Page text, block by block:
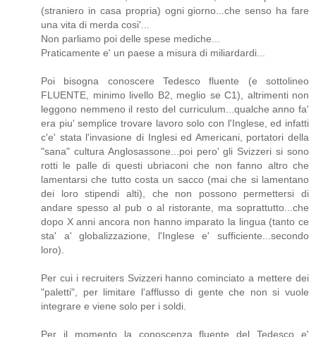
(straniero in casa propria) ogni giorno...che senso ha fare
una vita di merda cosi'...
Non parliamo poi delle spese mediche...
Praticamente e' un paese a misura di miliardardi...
Poi bisogna conoscere Tedesco fluente (e sottolineo
FLUENTE, minimo livello B2, meglio se C1), altrimenti non
leggono nemmeno il resto del curriculum...qualche anno fa'
era piu' semplice trovare lavoro solo con l'Inglese, ed infatti
c'e' stata l'invasione di Inglesi ed Americani, portatori della
"sana" cultura Anglosassone...poi pero' gli Svizzeri si sono
rotti le palle di questi ubriaconi che non fanno altro che
lamentarsi che tutto costa un sacco (mai che si lamentano
dei loro stipendi alti), che non possono permettersi di
andare spesso al pub o al ristorante, ma soprattutto...che
dopo X anni ancora non hanno imparato la lingua (tanto ce
sta' a' globalizzazione, l'Inglese e' sufficiente...secondo
loro).
Per cui i recruiters Svizzeri hanno cominciato a mettere dei
"paletti", per limitare l'afflusso di gente che non si vuole
integrare e viene solo per i soldi.
Per il momento la conoscenza fluente del Tedesco e'